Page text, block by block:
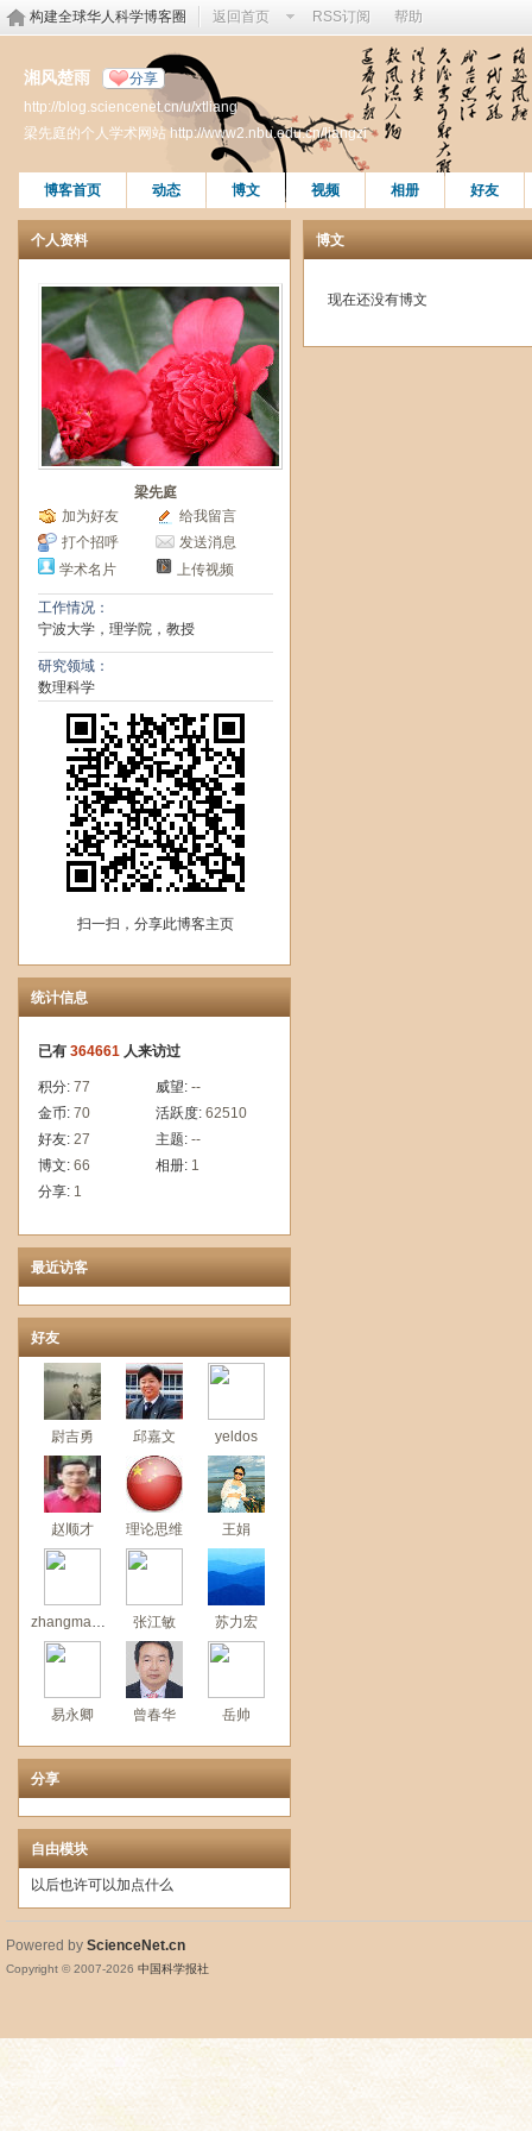
构建全球华人科学博客圈 返回首页 RSS订阅 帮助
湘风楚雨 分享
http://blog.sciencenet.cn/u/xtliang
梁先庭的个人学术网站 http://www2.nbu.edu.cn/liangzi
博客首页 动态 博文 视频 相册 好友
个人资料
梁先庭
加为好友
给我留言
打个招呼
发送消息
学术名片
上传视频
工作情况：
宁波大学，理学院，教授
研究领域：
数理科学
扫一扫，分享此博客主页
统计信息
已有 364661 人来访过
积分: 77 威望: --
金币: 70 活跃度: 62510
好友: 27 主题: --
博文: 66 相册: 1
分享: 1
最近访客
好友
尉吉勇 邱嘉文 yeldos
赵顺才 理论思维 王娟
zhangmanxia1234 张江敏 苏力宏
易永卿 曾春华 岳帅
分享
自由模块
以后也许可以加点什么
博文
现在还没有博文
Powered by ScienceNet.cn
Copyright © 2007-2026 中国科学报社